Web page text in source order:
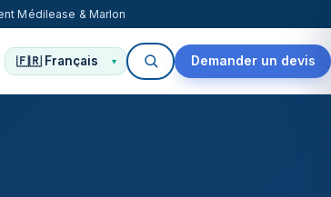
Médilease & Marlon
Demander un devis